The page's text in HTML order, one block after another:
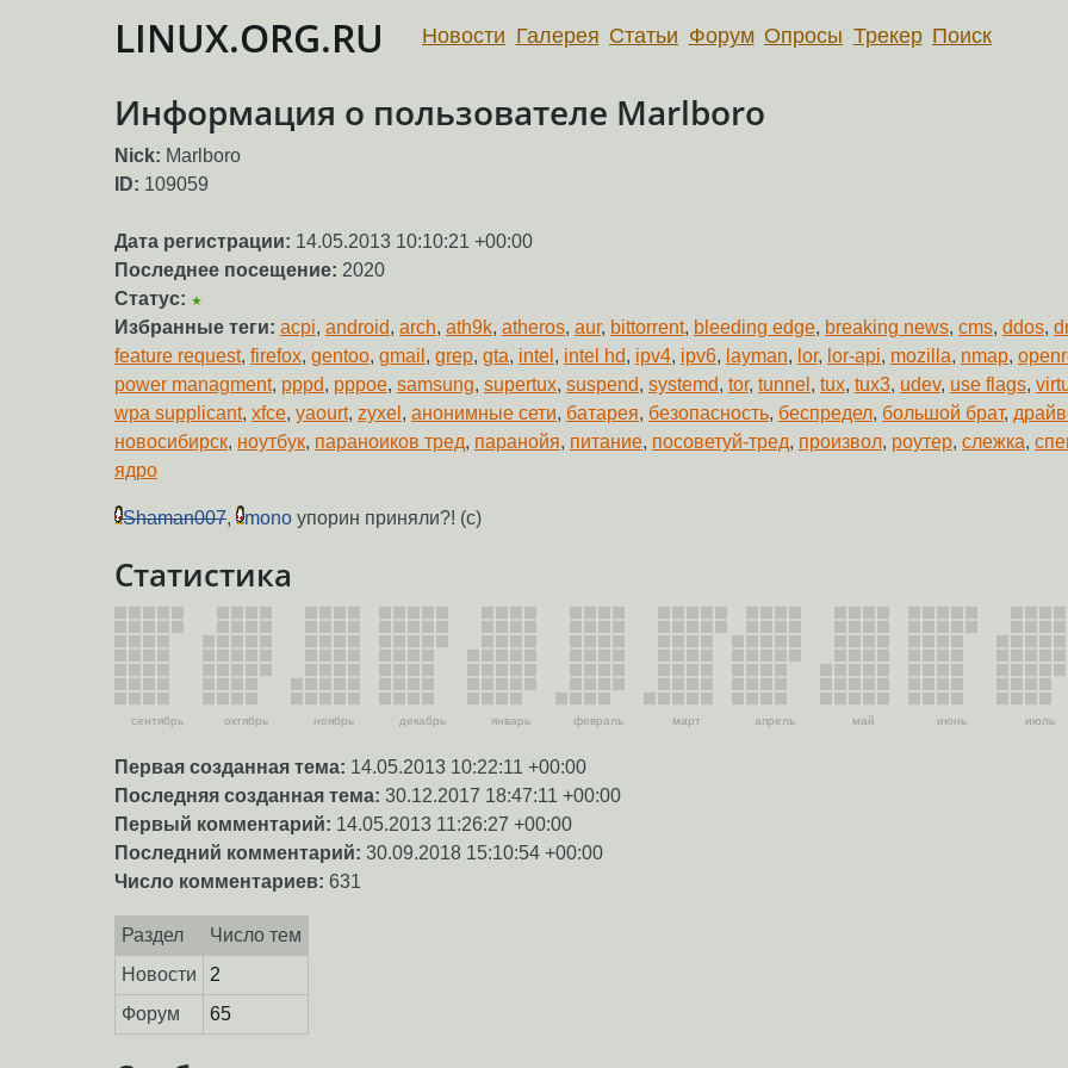
LINUX.ORG.RU Новости Галерея Статьи Форум Опросы Трекер Поиск
Информация о пользователе Marlboro
Nick: Marlboro
ID: 109059
Дата регистрации: 14.05.2013 10:10:21 +00:00
Последнее посещение: 2020
Статус: ★
Избранные теги: acpi, android, arch, ath9k, atheros, aur, bittorrent, bleeding edge, breaking news, cms, ddos,
feature request, firefox, gentoo, gmail , grep, gta, intel , intel hd, ipv4, ipv6, layman, lor, lor-api, mozilla, nmap,
power managment, pppd, pppoe, samsung, supertux, suspend, systemd, tor, tunnel , tux, tux3, udev, use flags,
wpa supplicant, xfce, yaourt, zyxel , анонимные сети, батарея, безопасность, беспредел, большой брат,
новосибирск, ноутбук, параноиков тред, паранойя, питание, посоветуй-тред, произвол, роутер, слежка,
ядро
Shaman007, mono упорин приняли?! (c)
Статистика
сентябрь октябрь ноябрь декабрь январь февраль март апрель май июнь июль
Первая созданная тема: 14.05.2013 10:22:11 +00:00
Последняя созданная тема: 30.12.2017 18:47:11 +00:00
Первый комментарий: 14.05.2013 11:26:27 +00:00
Последний комментарий: 30.09.2018 15:10:54 +00:00
Число комментариев: 631
Раздел
Число тем
Новости
2
Форум
65